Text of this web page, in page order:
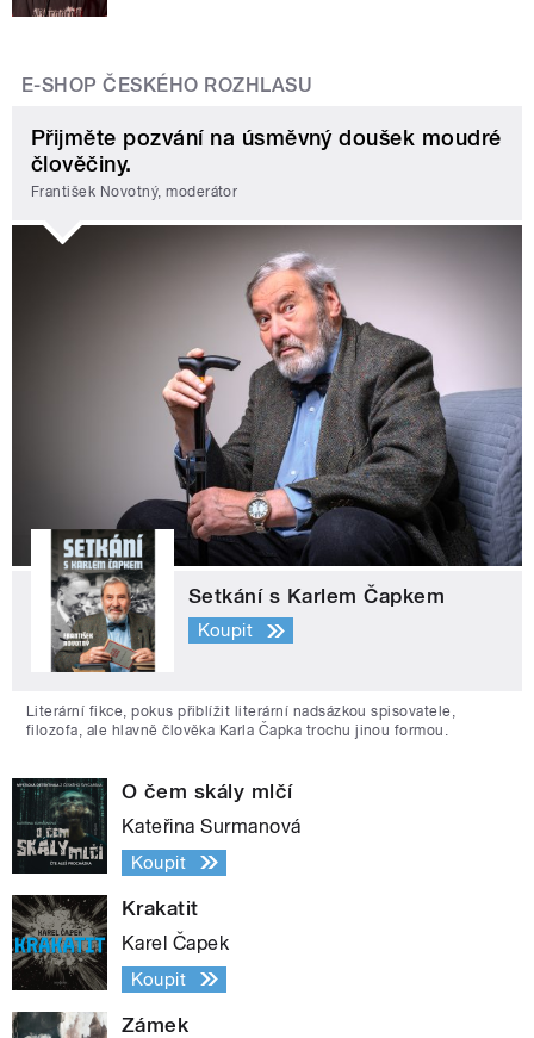
E-SHOP ČESKÉHO ROZHLASU
Přijměte pozvání na úsměvný doušek moudré
člověčiny.
František Novotný, moderátor
Setkání s Karlem Čapkem
Koupit
Literární fikce, pokus přiblížit literární nadsázkou spisovatele,
filozofa, ale hlavně člověka Karla Čapka trochu jinou formou.
O čem skály mlčí
Kateřina Surmanová
Koupit
Krakatit
Karel Čapek
Koupit
Zámek